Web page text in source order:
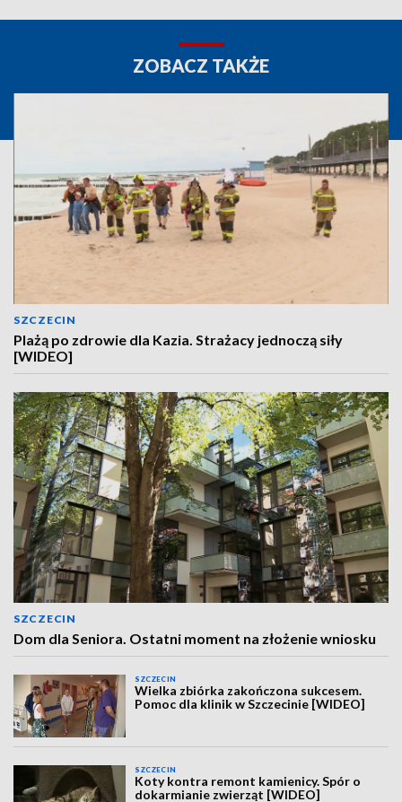
ZOBACZ TAKŻE
SZCZECIN
Plażą po zdrowie dla Kazia. Strażacy jednoczą siły
[WIDEO]
SZCZECIN
Dom dla Seniora. Ostatni moment na złożenie wniosku
SZCZECIN
Wielka zbiórka zakończona sukcesem.
Pomoc dla klinik w Szczecinie [WIDEO]
SZCZECIN
Koty kontra remont kamienicy. Spór o
dokarmianie zwierząt [WIDEO]